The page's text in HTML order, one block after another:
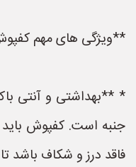
**ویژگی های مهم
* **بهداشتی و آنتی
جنبه است. کفپوش
فاقد درز و شکاف باشد